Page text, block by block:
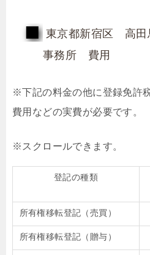
東京都新宿区 高
事務所 費用
※下記の料金の他に登録免許
費用などの実費が必要です。
登記の種類
所有権移転登記（売買）
所有権移転登記（贈与）